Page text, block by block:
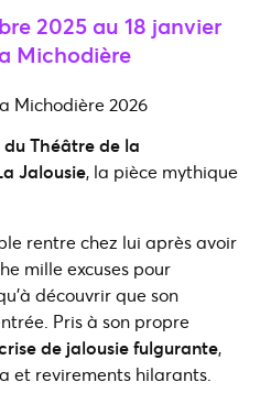
2025 au 18 janvier
Michodière
Théâtre de la
Jalousie, la pièce mythique
rentre chez lui après avoir
mille excuses pour
découvrir que son
Pris à son propre
de jalousie fulgurante,
et revirements hilarants.